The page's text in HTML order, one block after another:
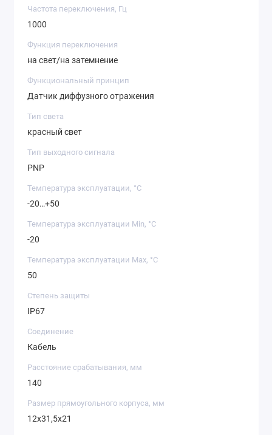
Частота переключения, Гц
1000
Функция переключения
на свет/на затемнение
Функциональный принцип
Датчик диффузного отражения
Тип света
красный свет
Тип выходного сигнала
PNP
Температура эксплуатации, °C
-20…+50
Температура эксплуатации Min, °C
-20
Температура эксплуатации Max, °C
50
Степень защиты
IP67
Соединение
Кабель
Расстояние срабатывания, мм
140
Размер прямоугольного корпуса, мм
12x31,5x21